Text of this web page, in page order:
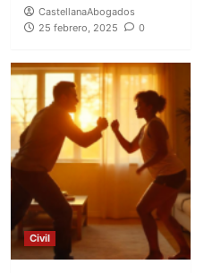
CastellanaAbogados
25 febrero, 2025
0
Civil